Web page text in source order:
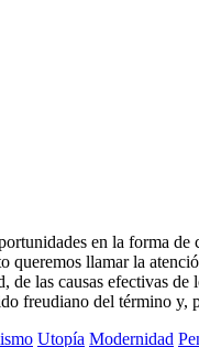
en la forma
llamar la
las causas efectivas
freudiano del término
Utopía Modernidad